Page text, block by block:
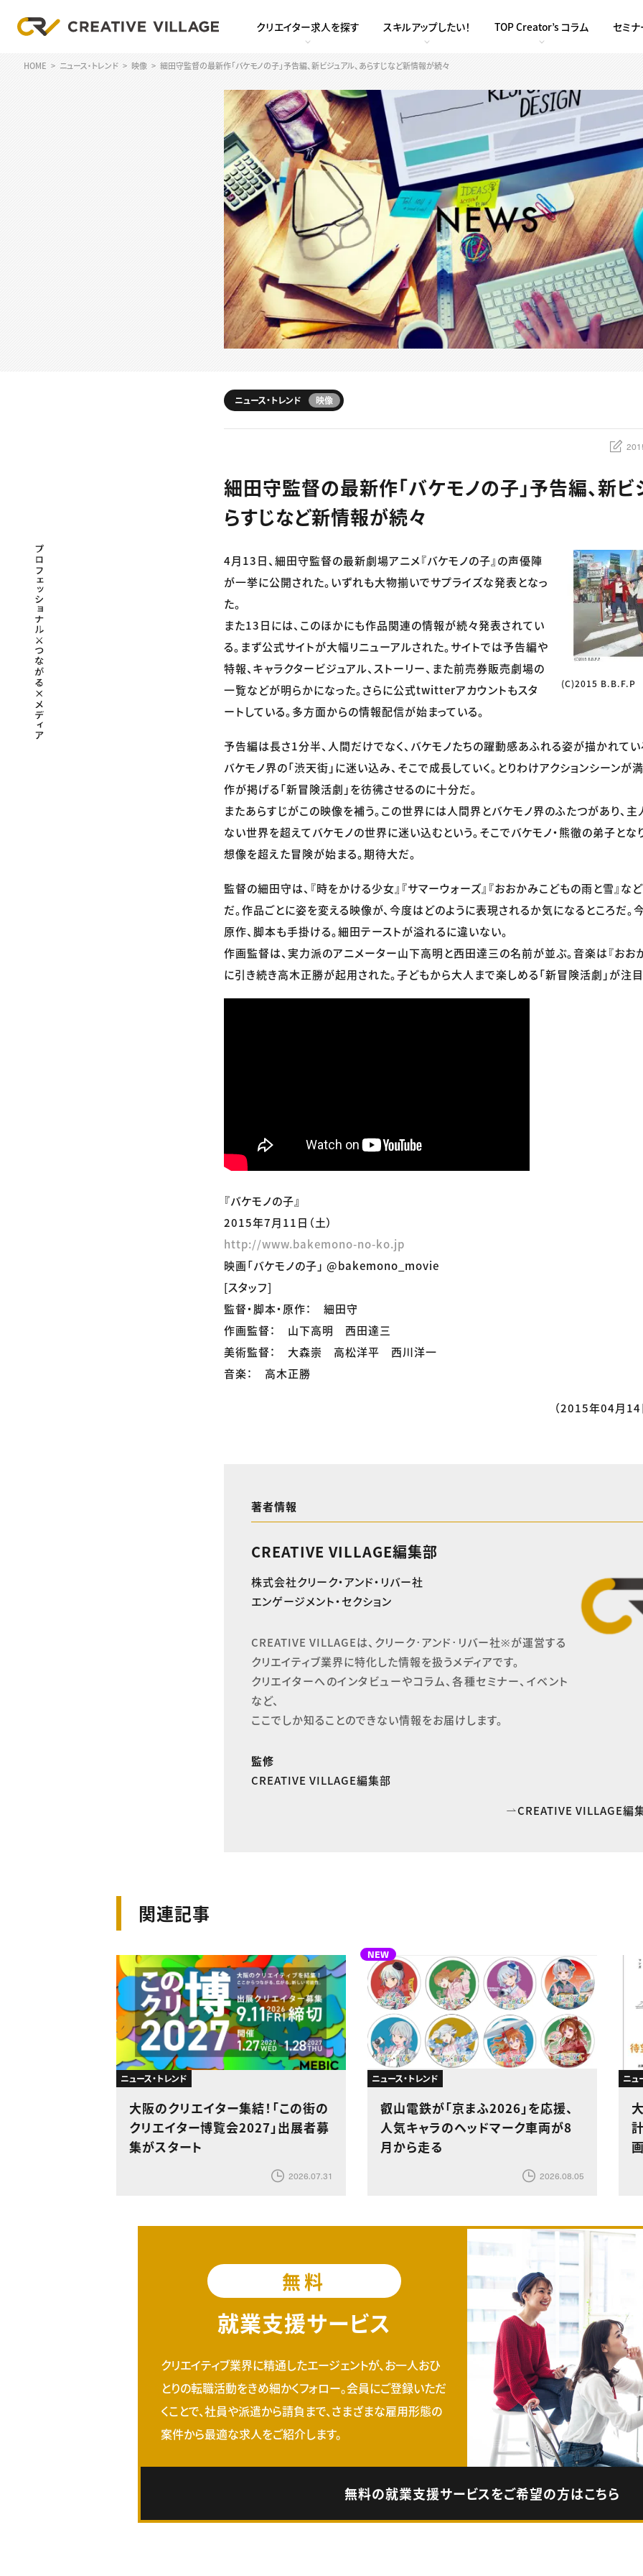
クリエイター求人を探す スキルアップしたい！ TOP Creator’s コラム セミ
HOME ニュース・トレンド 映像 細田守監督の最新作「バケモノの子」予告編、新ビジュアル、あらすじなど新情報が続々
ニュース・トレンド 映像
細田守監督の最新作「バケモノの子」予告編、新ビ
らすじなど新情報が続々
(C)2015 B.B.F.P
4月13日、細田守監督の最新劇場アニメ『バケモノの子』の声優陣
が一挙に公開された。いずれも大物揃いでサプライズな発表となっ
た。
また13日には、このほかにも作品関連の情報が続々発表されてい
る。まず公式サイトが大幅リニューアルされた。サイトでは予告編や
特報、キャラクタービジュアル、ストーリー、また前売券販売劇場の
一覧などが明らかになった。さらに公式twitterアカウントもスタ
ートしている。多方面からの情報配信が始まっている。
予告編は長さ1分半、人間だけでなく、バケモノたちの躍動感あふれる姿が描かれてい
バケモノ界の「渋天街」に迷い込み、そこで成長していく。とりわけアクションシーンが
作が掲げる「新冒険活劇」を彷彿させるのに十分だ。
またあらすじがこの映像を補う。この世界には人間界とバケモノ界のふたつがあり、
ない世界を超えてバケモノの世界に迷い込むという。そこでバケモノ・熊徹の弟子とな
想像を超えた冒険が始まる。期待大だ。
監督の細田守は、『時をかける少女』『サマーウォーズ』『おおかみこどもの雨と雪』な
だ。作品ごとに姿を変える映像が、今度はどのように表現されるか気になるところだ
原作、脚本も手掛ける。細田テーストが溢れるに違いない。
作画監督は、実力派のアニメーター山下高明と西田達三の名前が並ぶ。音楽は『おお
に引き続き高木正勝が起用された。子どもから大人まで楽しめる「新冒険活劇」が注目
『バケモノの子』
2015年7月11日（土）
http://www.bakemono-no-ko.jp
映画「バケモノの子」 @bakemono_movie
[スタッフ]
監督・脚本・原作： 細田守
作画監督： 山下高明 西田達三
美術監督： 大森崇 高松洋平 西川洋一
音楽： 高木正勝
（2015年04月
著者情報
CREATIVE VILLAGE編集部
株式会社クリーク・アンド・リバー社
エンゲージメント・セクション
CREATIVE VILLAGEは、クリーク･アンド･リバー社※が運営する
クリエイティブ業界に特化した情報を扱うメディアです。
クリエイターへのインタビューやコラム、各種セミナー、イベント
など、
ここでしか知ることのできない情報をお届けします。
監修
CREATIVE VILLAGE編集部
CREATIVE VILLAGE編
関連記事
ニュース・トレンド
大阪のクリエイター集結！「この街の
クリエイター博覧会2027」出展者募
集がスタート
2026.07.31
NEW
ニュース・トレンド
叡山電鉄が「京まふ2026」を応援、
人気キャラのヘッドマーク車両が8
月から走る
2026.08.05
ニュ
無料
就業支援サービス
クリエイティブ業界に精通したエージェントが、お一人おひ
とりの転職活動をきめ細かくフォロー。会員にご登録いただ
くことで、社員や派遣から請負まで、さまざまな雇用形態の
案件から最適な求人をご紹介します。
無料の就業支援サービスをご希望の方はこちら